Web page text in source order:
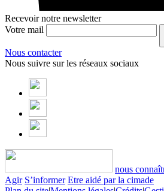
Recevoir notre newsletter
Votre mail
Nous contacter
Nous suivre sur les réseaux sociaux
nous
Agir S’informer Etre aidé par la cimade